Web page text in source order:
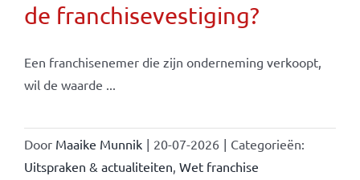
de franchisevestiging?
Een franchisenemer die zijn onderneming verkoopt,
wil de waarde ...
Door Maaike Munnik | 20-07-2026 | Categorieën:
Uitspraken & actualiteiten, Wet franchise